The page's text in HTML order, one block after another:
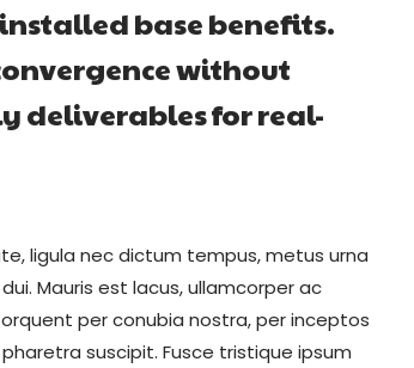
base benefits.
without
deliverables for real-
ligula nec dictum tempus, metus urna
Mauris est lacus, ullamcorper ac
per conubia nostra, per inceptos
suscipit. Fusce tristique ipsum